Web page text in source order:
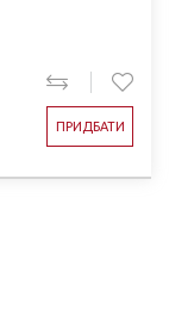
ПРИДБАТИ